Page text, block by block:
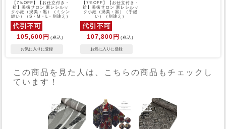
【7％OFF】【お仕立付き・
袷】美術サロン 東レシルッ
ク小紋（渦美：黒）（ミシン
縫い）（S・M・L・別誂え）
105,600円 (税込)
【7％OFF】【お仕立付き・
袷】美術サロン 東レシルッ
ク小紋（渦美：黒）（手縫
い）（別誂え）
107,800円 (税込)
この商品を見た人は、こちらの商品もチェックし
ています！